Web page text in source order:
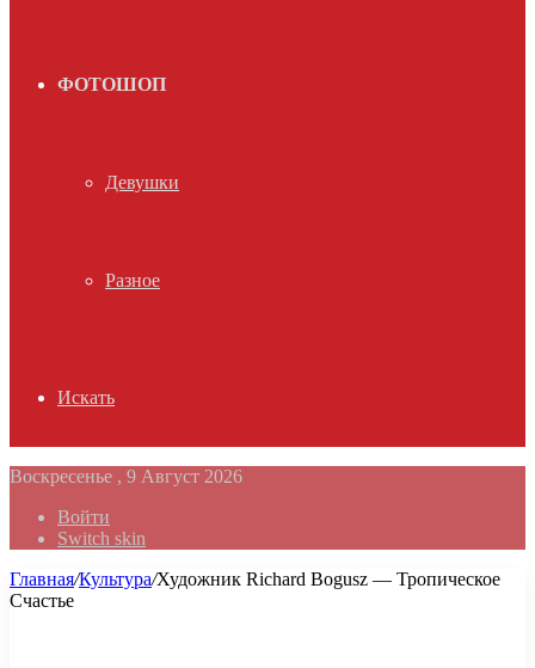
ФОТОШОП
Девушки
Разное
Искать
Воскресенье , 9 Август 2026
Войти
Switch skin
Главная/Культура/Художник Richard Bogusz — Тропическое
Счастье